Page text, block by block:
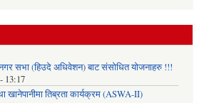
सभा (हिउदे अधिवेशन) बाट संसोधित योजनाहरु !!!
13:17
तिब्रता कार्यक्रम (ASWA-II)